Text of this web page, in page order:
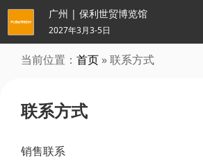
广州 | 保利世贸博览馆
2027年3月3-5日
当前位置： 首页 » 联系方式
联系方式
销售联系